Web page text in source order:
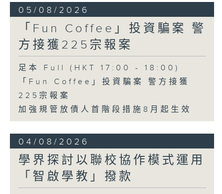
05/08/2026
「Fun Coffee」投資騙案 警
方接獲225宗報案
足本 Full (HKT 17:00 - 18:00)
「Fun Coffee」投資騙案 警方接獲
225宗報案
加強規管放債人首階段措施8月起生效
04/08/2026
學界探討以聯校協作模式運用
「智啟學教」撥款